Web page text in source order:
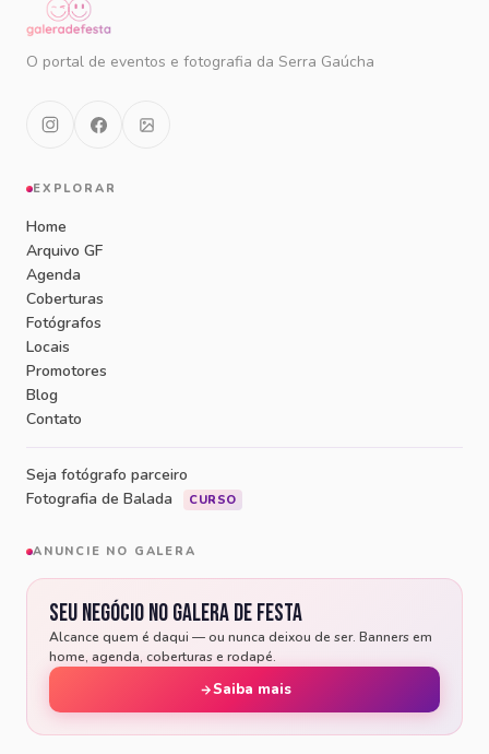
O portal de eventos e fotografia da Serra Gaúcha
EXPLORAR
Home
Arquivo GF
Agenda
Coberturas
Fotógrafos
Locais
Promotores
Blog
Contato
Seja fotógrafo parceiro
Fotografia de Balada
CURSO
ANUNCIE NO GALERA
Seu negócio no Galera de Festa
Alcance quem é daqui — ou nunca deixou de ser. Banners em
home, agenda, coberturas e rodapé.
Saiba mais